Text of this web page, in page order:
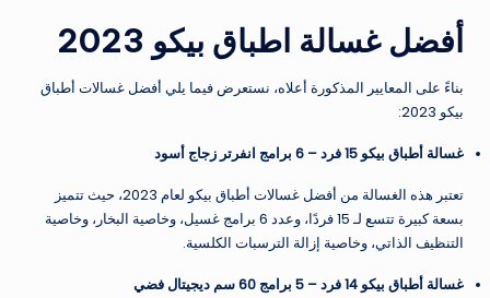
أفضل غسالة اطباق بيكو 2023
بناءً على المعايير المذكورة أعلاه، نستعرض فيما يلي أفضل غسالات أطباق
بيكو 2023:
غسالة أطباق بيكو 15 فرد – 6 برامج انفرتر زجاج أسود
تعتبر هذه الغسالة من أفضل غسالات أطباق بيكو لعام 2023، حيث تتميز
بسعة كبيرة تتسع لـ 15 فردًا، وعدد 6 برامج غسيل، وخاصية البخار، وخاصية
التنظيف الذاتي، وخاصية إزالة الترسبات الكلسية.
غسالة أطباق بيكو 14 فرد – 5 برامج 60 سم ديجيتال فضي